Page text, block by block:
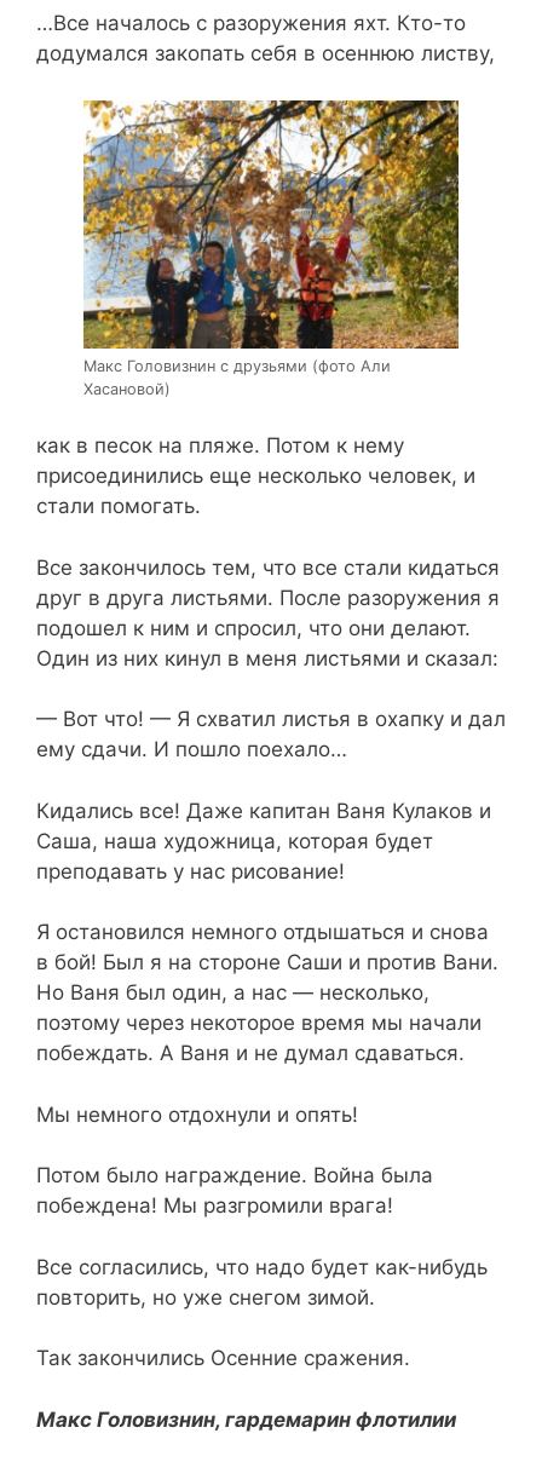
…Все началось с разоружения яхт. Кто-то
додумался закопать себя в осеннюю листву,
Макс Головизнин с друзьями (фото Али
Хасановой)
как в песок на пляже. Потом к нему
присоединились еще несколько человек, и
стали помогать.
Все закончилось тем, что все стали кидаться
друг в друга листьями. После разоружения я
подошел к ним и спросил, что они делают.
Один из них кинул в меня листьями и сказал:
— Вот что! — Я схватил листья в охапку и дал
ему сдачи. И пошло поехало…
Кидались все! Даже капитан Ваня Кулаков и
Саша, наша художница, которая будет
преподавать у нас рисование!
Я остановился немного отдышаться и снова
в бой! Был я на стороне Саши и против Вани.
Но Ваня был один, а нас — несколько,
поэтому через некоторое время мы начали
побеждать. А Ваня и не думал сдаваться.
Мы немного отдохнули и опять!
Потом было награждение. Война была
побеждена! Мы разгромили врага!
Все согласились, что надо будет как-нибудь
повторить, но уже снегом зимой.
Так закончились Осенние сражения.
Макс Головизнин, гардемарин флотилии